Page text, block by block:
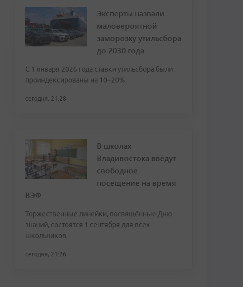
Эксперты назвали
маловероятной
заморозку утильсбора
до 2030 года
С 1 января 2026 года ставки утильсбора были
проиндексированы на 10–20%
сегодня, 21:28
В школах
Владивостока введут
свободное
посещение на время
ВЭФ
Торжественные линейки, посвящённые Дню
знаний, состоятся 1 сентября для всех
школьников
сегодня, 21:26